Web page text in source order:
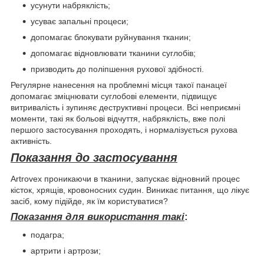
усунути набряклість;
усуває запальні процеси;
допомагає блокувати руйнування тканин;
допомагає відновлювати тканини суглобів;
призводить до поліпшення рухової здібності.
Регулярне нанесення на проблемні місця такої панацеї
допомагає зміцнювати суглобові елементи, підвищує
витривалість і зупиняє деструктивні процеси. Всі неприємні
моменти, такі як больові відчуття, набряклість, вже полі
першого застосування проходять, і нормалізується рухова
активність.
Показання до застосування
Artrovex проникаючи в тканини, запускає відновний процес
кісток, хрящів, кровоносних судин. Виникає питання, що лікує
засіб, кому підійде, як їм користуватися?
Показання для використання такі:
подагра;
артрити і артрози;